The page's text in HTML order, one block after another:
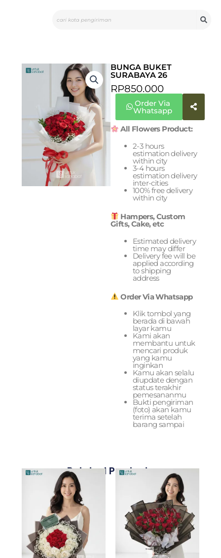
BUNGA BUKET
SURABAYA 26
RP850.000
Order Via
Whatsapp
All Flowers Product:
2-3 hours
estimation delivery
within city
3-4 hours
estimation delivery
inter-cities
100% free delivery
within city
Hampers, Custom
Gifts, Cake, etc
Estimated delivery
time may differ
Delivery fee will be
applied according
to shipping
address
Order Via Whatsapp
Klik tombol yang
berada di bawah
layar kamu
Kami akan
membantu untuk
mencari produk
yang kamu
inginkan
Kamu akan selalu
diupdate dengan
status terakhir
pemesananmu
Bukti pengiriman
(foto) akan kamu
terima setelah
barang sampai
Related Products